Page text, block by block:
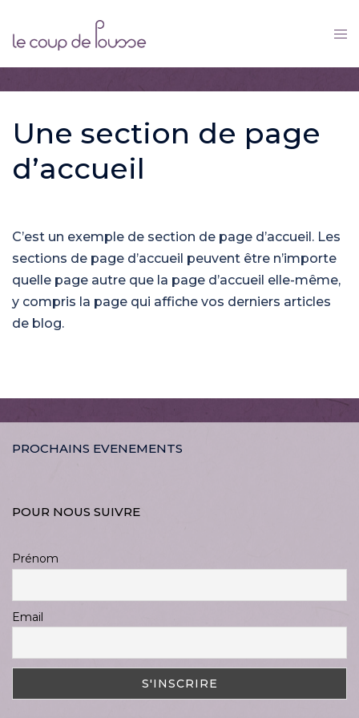
to
content
Une section de page
d’accueil
C’est un exemple de section de page d’accueil. Les
sections de page d’accueil peuvent être n’importe
quelle page autre que la page d’accueil elle-même,
y compris la page qui affiche vos derniers articles
de blog.
PROCHAINS EVENEMENTS
POUR NOUS SUIVRE
Prénom
Email